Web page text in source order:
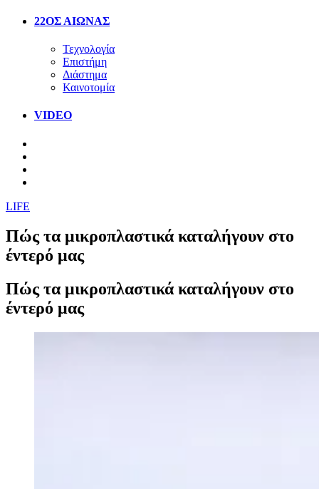
22ΟΣ ΑΙΩΝΑΣ
Τεχνολογία
Επιστήμη
Διάστημα
Καινοτομία
VIDEO
LIFE
Πώς τα μικροπλαστικά καταλήγουν στο
έντερό μας
Πώς τα μικροπλαστικά καταλήγουν στο
έντερό μας